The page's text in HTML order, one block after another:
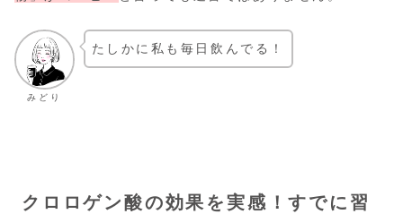
みどり
たしかに私も毎日飲んでる！
クロロゲン酸の効果を実感！すでに習